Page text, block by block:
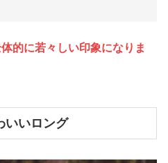
的に若々しい印象になりま
いいロング